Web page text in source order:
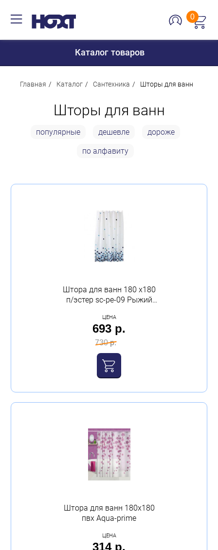
0
Каталог товаров
Для кухни
Обувь для дома и дачи
Главная Каталог Сантехника Шторы для ванн
Шторы для ванн
популярные дешевле дороже
по алфавиту
Штора для ванн 180 х180
п/эстер sc-pe-09 Рыжий
ЦЕНА
693 р.
730 р.
Штора для ванн 180х180
пвх Аqua-prime
ЦЕНА
314 р.